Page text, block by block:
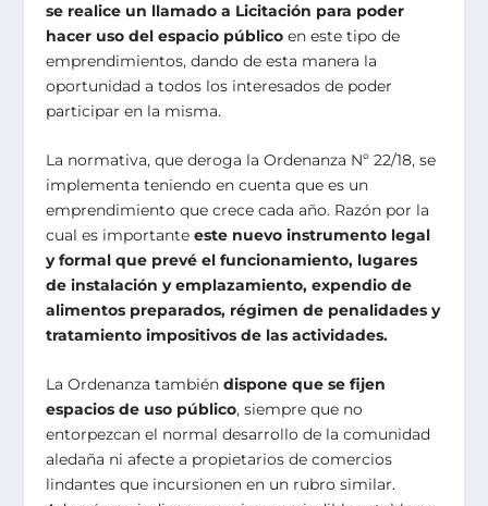
se realice un llamado a Licitación para poder
hacer uso del espacio público en este tipo de
emprendimientos, dando de esta manera la
oportunidad a todos los interesados de poder
participar en la misma.
La normativa, que deroga la Ordenanza Nº 22/18, se
implementa teniendo en cuenta que es un
emprendimiento que crece cada año. Razón por la
cual es importanteeste nuevo instrumento legal
y formal que prevé el funcionamiento, lugares
de instalación y emplazamiento, expendio de
alimentos preparados, régimen de penalidades y
tratamiento impositivos de las actividades.
La Ordenanza tambiéndispone que se fijen
espacios de uso público, siempre que no
entorpezcan el normal desarrollo de la comunidad
aledaña ni afecte a propietarios de comercios
lindantes que incursionen en un rubro similar.